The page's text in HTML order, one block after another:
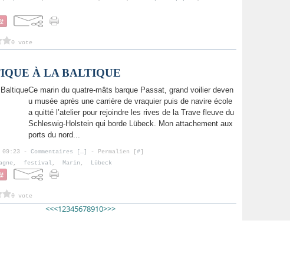
0 vote
À LA BALTIQUE
Ce marin du quatre-mâts barque Passat, grand voilier deven
u musée après une carrière de vraquier puis de navire école
a quitté l’atelier pour rejoindre les rives de la Trave fleuve du
Schleswig-Holstein qui borde Lübeck. Mon attachement aux
ports du nord...
09:23 - Commentaires […] - Permalien [#]
, festival, Marin , Lübeck
0 vote
<<<12345678910
20
30
40
50
60
70
80
90
100 >>>